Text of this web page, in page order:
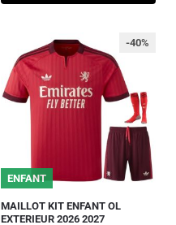
ENFANT
-40%
MAILLOT KIT ENFANT OL
EXTERIEUR 2026 2027